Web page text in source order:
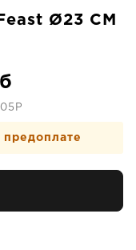
Ø23 CM
предоплате